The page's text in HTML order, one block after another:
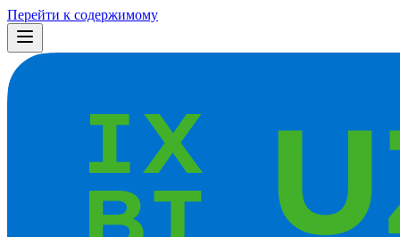
Перейти к содержимому